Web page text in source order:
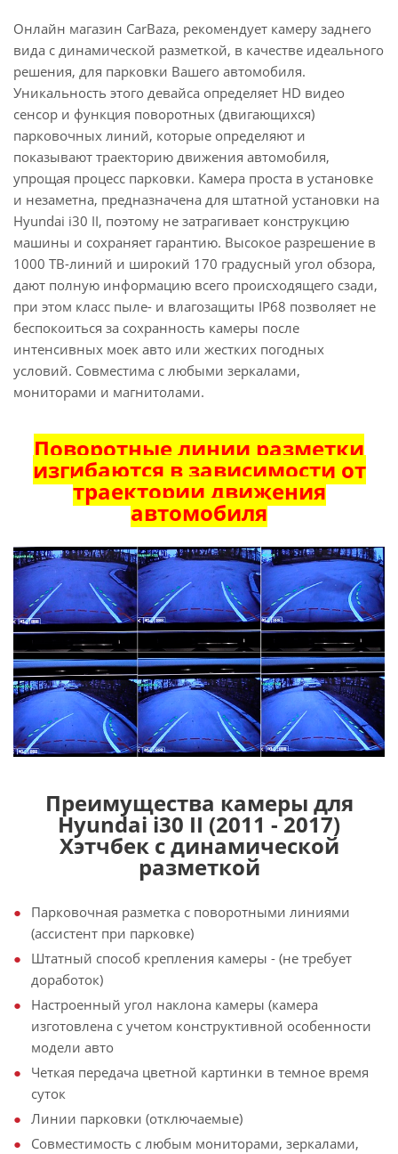
Онлайн магазин CarBaza, рекомендует камеру заднего
вида с динамической разметкой, в качестве идеального
решения, для парковки Вашего автомобиля.
Уникальность этого девайса определяет HD видео
сенсор и функция поворотных (двигающихся)
парковочных линий, которые определяют и
показывают траекторию движения автомобиля,
упрощая процесс парковки. Камера проста в установке
и незаметна, предназначена для штатной установки на
Hyundai i30 II, поэтому не затрагивает конструкцию
машины и сохраняет гарантию. Высокое разрешение в
1000 ТВ-линий и широкий 170 градусный угол обзора,
дают полную информацию всего происходящего сзади,
при этом класс пыле- и влагозащиты IP68 позволяет не
беспокоиться за сохранность камеры после
интенсивных моек авто или жестких погодных
условий. Совместима с любыми зеркалами,
мониторами и магнитолами.
Поворотные линии разметки
изгибаются в зависимости от
траектории движения
автомобиля
Преимущества камеры для
Hyundai i30 II (2011 - 2017)
Хэтчбек с динамической
разметкой
Парковочная разметка с поворотными линиями
(ассистент при парковке)
Штатный способ крепления камеры - (не требует
доработок)
Настроенный угол наклона камеры (камера
изготовлена с учетом конструктивной особенности
модели авто
Четкая передача цветной картинки в темное время
суток
Линии парковки (отключаемые)
Совместимость с любым мониторами, зеркалами,